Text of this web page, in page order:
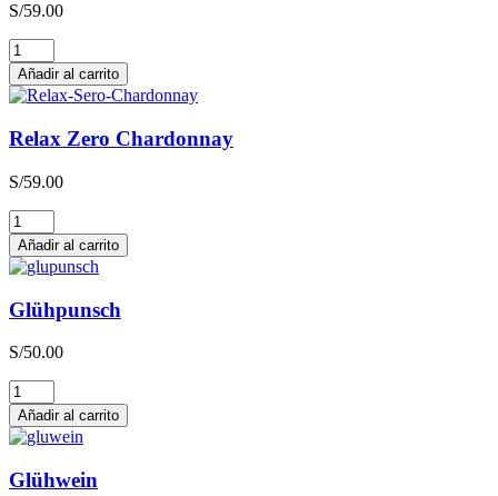
S/59.00
Relax
Zero
Sauvignon
Blanc
cantidad
Añadir al carrito
Relax Zero Chardonnay
S/59.00
Relax
Zero
Chardonnay
cantidad
Añadir al carrito
Glühpunsch
S/50.00
Glühpunsch
cantidad
Añadir al carrito
Glühwein